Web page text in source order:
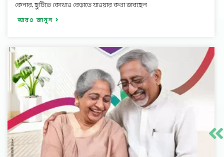
কেনার, ছুটিতে কোথাও বেড়াতে যাওয়ার কথা ভাবছেন
আরও জানুন